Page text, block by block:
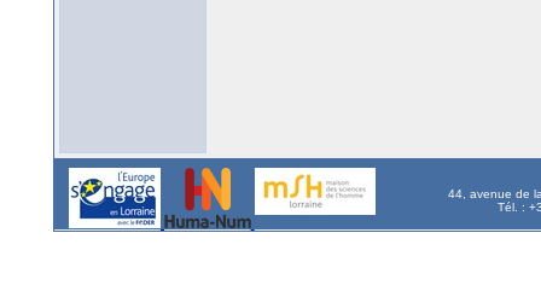
44, avenue de
Tél. :